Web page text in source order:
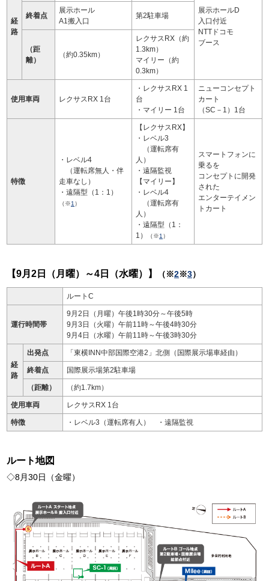
経
路
展示ホールD
入口付近
NTTドコモ
ブース
終着点
展示ホール
A1搬入口
第2駐車場
（距
離）
（約0.35km）
レクサスRX（約
1.3km）
マイリー（約
0.3km）
使用車両 レクサスRX 1台
・レクサスRX 1
台
・マイリー 1台
ニューコンセプト
カート
（SC－1）1台
特徴
・レベル4
（運転席無人・伴
走車なし）
・遠隔型（1：1）
（※1 ）
【レクサスRX】
・レベル3
（運転席有
人）
・遠隔監視
【マイリー】
・レベル4
（運転席有
人）
・遠隔型（1：
1）
（※1 ）
スマートフォンに
乗るを
コンセプトに開発
された
エンターテイメン
トカート
【9月2日（月曜）～4日（水曜）】 （※2※3）
ルートC
運行時間帯
9月2日（月曜）午後1時30分～午後5時
9月3日（火曜）午前11時～午後4時30分
9月4日（水曜）午前11時～午後3時30分
経
路
出発点 「東横INN中部国際空港2」北側（国際展示場車経由）
終着点 国際展示場第2駐車場
（距離） （約1.7km）
使用車両 レクサスRX 1台
特徴 ・レベル3（運転席有人） ・遠隔監視
ルート地図
◇8月30日（金曜）